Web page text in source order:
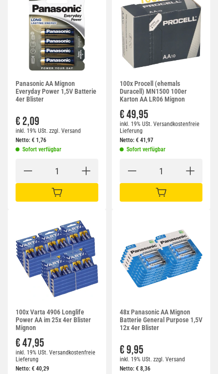
Panasonic AA Mignon
Everyday Power 1,5V Batterie
4er Blister
€ 2,09
inkl. 19% USt. zzgl. Versand
Netto: € 1,76
Sofort verfügbar
IN DEN WARENKORB
100x Procell (ehemals
Duracell) MN1500 100er
Karton AA LR06 Mignon
€ 49,95
inkl. 19% USt. Versandkostenfreie
Lieferung
Netto: € 41,97
Sofort verfügbar
IN DEN WARENKORB
100x Varta 4906 Longlife
Power AA im 25x 4er Blister
Mignon
€ 47,95
inkl. 19% USt. Versandkostenfreie
Lieferung
Netto: € 40,29
48x Panasonic AA Mignon
Batterie General Purpose 1,5V
12x 4er Blister
€ 9,95
inkl. 19% USt. zzgl. Versand
Netto: € 8,36